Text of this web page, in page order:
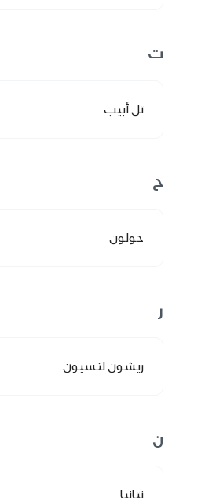
ت
تل أبيب
ح
حولون
ر
ريشون لتسيون
ن
نتانيا